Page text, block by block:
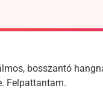
bosszantó
Felpattantam.